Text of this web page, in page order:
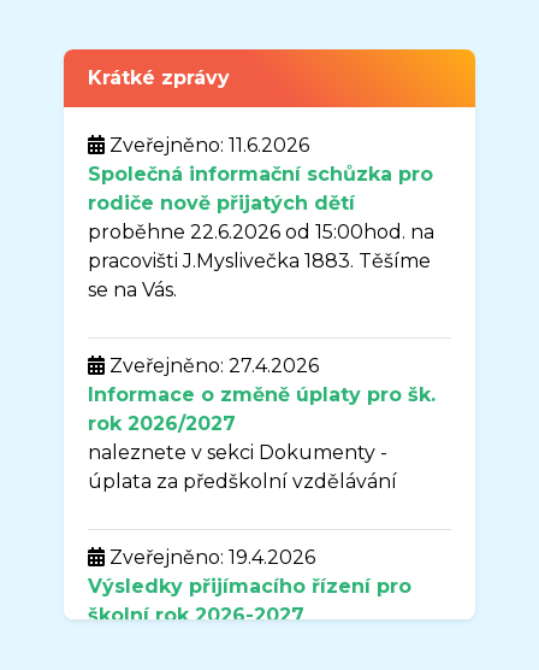
Krátké zprávy
Zveřejněno: 11.6.2026
Společná informační schůzka pro
rodiče nově přijatých dětí
proběhne 22.6.2026 od 15:00hod. na
pracovišti J.Myslivečka 1883. Těšíme
se na Vás.
Zveřejněno: 27.4.2026
Informace o změně úplaty pro šk.
rok 2026/2027
naleznete v sekci Dokumenty -
úplata za předškolní vzdělávání
Zveřejněno: 19.4.2026
Výsledky přijímacího řízení pro
školní rok2026-2027